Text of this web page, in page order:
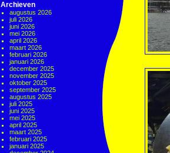
Archieven
augustus 2026
juli 2026
juni 2026
mei 2026
april 2026
maart 2026
februari 2026
januari 2026
december 2025
november 2025
oktober 2025
september 2025
augustus 2025
juli 2025
juni 2025
mei 2025
april 2025
maart 2025
februari 2025
januari 2025